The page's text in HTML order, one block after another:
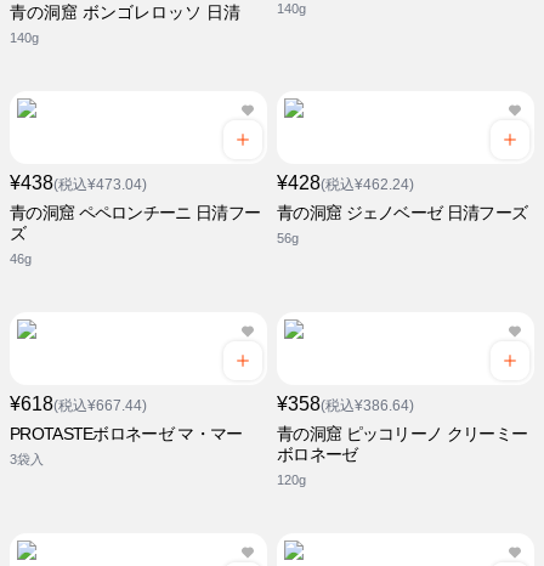
青の洞窟 ボンゴレロッソ 日清
140g
140g
¥438(税込¥473.04)
青の洞窟 ペペロンチーニ 日清フー
ズ
46g
¥428(税込¥462.24)
青の洞窟 ジェノベーゼ 日清フーズ
56g
¥618(税込¥667.44)
PROTASTEボロネーゼ マ・マー
3袋入
¥358(税込¥386.64)
青の洞窟 ピッコリーノ クリーミー
ボロネーゼ
120g